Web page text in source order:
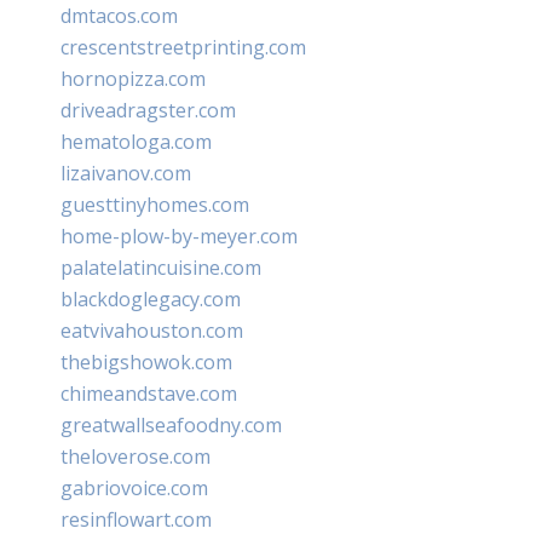
dmtacos.com
crescentstreetprinting.com
hornopizza.com
driveadragster.com
hematologa.com
lizaivanov.com
guesttinyhomes.com
home-plow-by-meyer.com
palatelatincuisine.com
blackdoglegacy.com
eatvivahouston.com
thebigshowok.com
chimeandstave.com
greatwallseafoodny.com
theloverose.com
gabriovoice.com
resinflowart.com